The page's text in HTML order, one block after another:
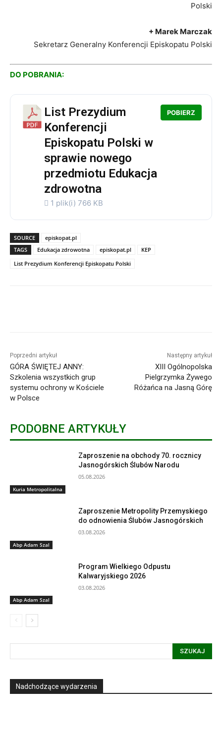
Polski
+ Marek Marczak
Sekretarz Generalny Konferencji Episkopatu Polski
DO POBRANIA:
List Prezydium
Konferencji
Episkopatu Polski w
sprawie nowego
przedmiotu Edukacja
zdrowotna
1 plik(i) 766 KB
POBIERZ
SOURCE
episkopat.pl
TAGS
Edukacja zdrowotna episkopat.pl
KEP
List Prezydium Konferencji Episkopatu Polski
Poprzedni artykuł
GÓRA ŚWIĘTEJ ANNY:
Szkolenia wszystkich grup
systemu ochrony w Kościele
w Polsce
Następny artykuł
XIII Ogólnopolska
Pielgrzymka Żywego
Różańca na Jasną Górę
PODOBNE ARTYKUŁY
Kuria Metropolitalna
Zaproszenie na obchody 70. rocznicy
Jasnogórskich Ślubów Narodu
05.08.2026
Abp Adam Szal
Zaproszenie Metropolity Przemyskiego
do odnowienia Ślubów Jasnogórskich
03.08.2026
Abp Adam Szal
Program Wielkiego Odpustu
Kalwaryjskiego 2026
03.08.2026
SZUKAJ
Nadchodzące wydarzenia